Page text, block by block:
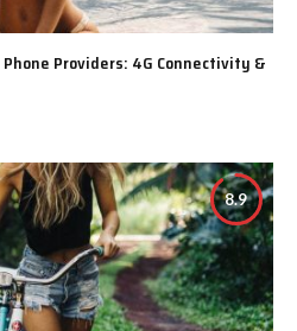
Providers: 4G Connectivity &
8.9